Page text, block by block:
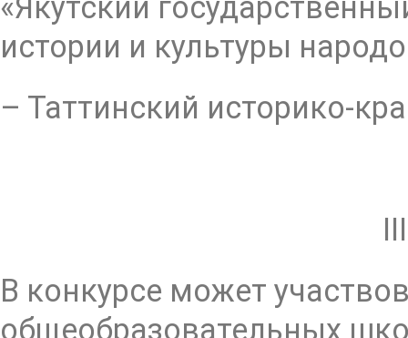
«Якутский
истории и культуры
– Таттинский историко-
В конкурсе может
общеобразовательных